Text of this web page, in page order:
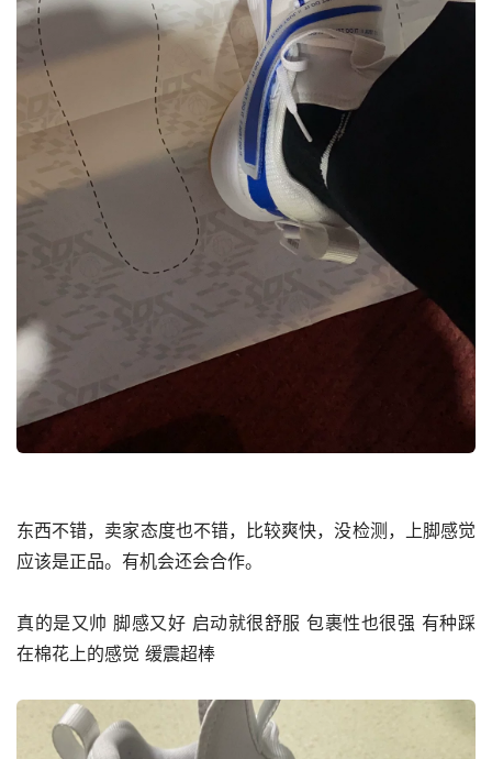
东西不错，卖家态度也不错，比较爽快，没检测，上脚感觉
应该是正品。有机会还会合作。
真的是又帅 脚感又好 启动就很舒服 包裹性也很强 有种踩
在棉花上的感觉 缓震超棒